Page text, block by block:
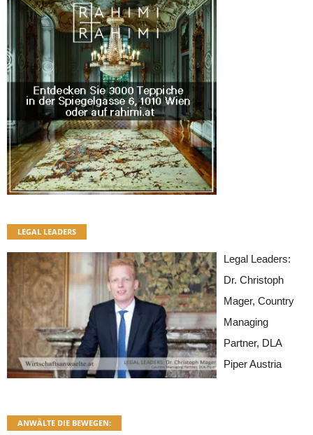
LEGAL LEADERS
Legal Leaders:
Dr. Christoph
Mager, Country
Managing
Partner, DLA
Piper Austria
ANWÄLTE DIE BEWEGEN: